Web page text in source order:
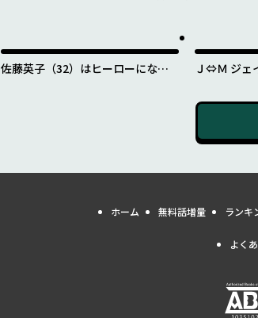
佐藤英子（32）はヒーローになれ
Ｊ⇔Ｍ ジェ
ホーム 無料話増量 ランキ
よく